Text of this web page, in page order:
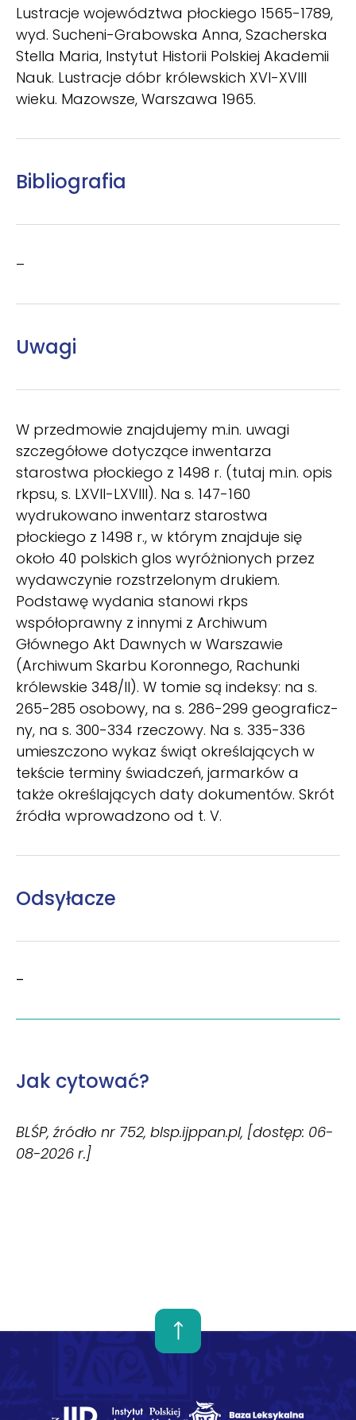
Lustracje województwa płockiego 1565-1789,
wyd. Sucheni-Grabowska Anna, Szacherska
Stel­la Maria, Instytut Historii Polskiej Akademii
Nauk. Lustracje dóbr królewskich XVI-XVIII
wieku. Mazowsze, Warszawa 1965.
Bibliografia
–
Uwagi
W przedmowie znajdujemy m.in. uwagi
szczegółowe dotyczące in­wentarza
starostwa płockiego z 1498 r. (tutaj m.in. opis
rkpsu, s. LXVII-LXVIII). Na s. 147-160
wydrukowano inwentarz starostwa
płockiego z 1498 r., w którym znajduje się
około 40 polskich glos wyróżnionych przez
wydawczynie rozstrzelonym drukiem.
Podstawę wydania stanowi rkps
współoprawny z innymi z Archiwum
Głównego Akt Dawnych w Warszawie
(Archiwum Skarbu Koronnego, Rachunki
królewskie 348/II). W tomie są indeksy: na s.
265-285 osobowy, na s. 286-299 geograficz­
ny, na s. 300-334 rzeczowy. Na s. 335-336
umieszczono wykaz świąt określających w
tekście terminy świadczeń, jarmarków a
także określających daty dokumentów. Skrót
źródła wprowadzono od t. V.
Odsyłacze
–
Jak cytować?
BLŚP, źródło nr 752, blsp.ijppan.pl, [dostęp: 06-
08-2026 r.]